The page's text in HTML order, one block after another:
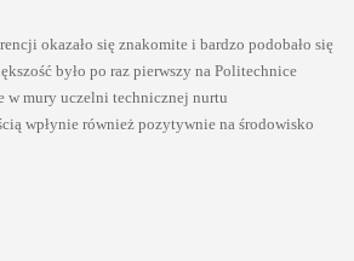
okazało się znakomite i bardzo podobało się
było po raz pierwszy na Politechnice
w mury uczelni technicznej nurtu
wpłynie również pozytywnie na środowisko